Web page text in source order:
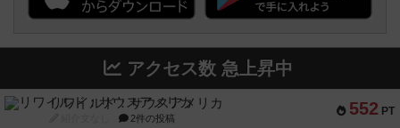
アクセス数 急上昇中
552 PT
リワイルド：サウスアメリカ
2件の投稿